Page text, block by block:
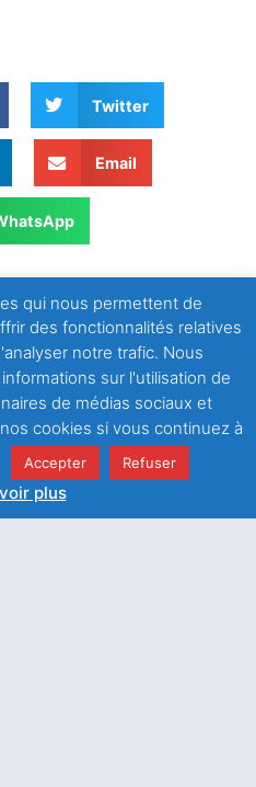
Twitter
Email
ARTICLE SUIVANT
qui nous permettent de
des fonctionnalités relatives
notre trafic. Nous
sur l'utilisation de
de médias sociaux et
cookies si vous continuez à
Accepter Refuser
plus